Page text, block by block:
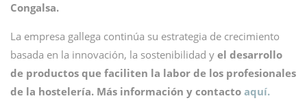
Congalsa.
La empresa gallega continúa su estrategia de crecimiento
basada en la innovación, la sostenibilidad y el desarrollo
de productos que faciliten la labor de los profesionales
de la hostelería. Más información y contacto aquí.